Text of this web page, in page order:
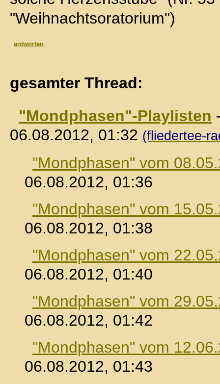
"Weihnachtsoratorium")
antworten
gesamter Thread:
"Mondphasen"-Playlisten
06.08.2012, 01:32 (fliedertee-
"Mondphasen" vom
06.08.2012, 01:36
"Mondphasen" vom
06.08.2012, 01:38
"Mondphasen" vom
06.08.2012, 01:40
"Mondphasen" vom
06.08.2012, 01:42
"Mondphasen" vom
06.08.2012, 01:43